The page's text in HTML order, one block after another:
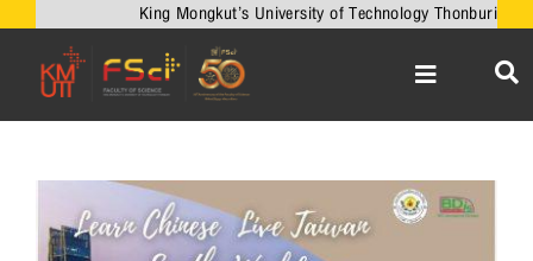
content
King Mongkut’s University of Technology Thonburi
Toggle
Navigation
หน้าหลัก
เกี่ยวกับคณะ
วิชาการ
Larger